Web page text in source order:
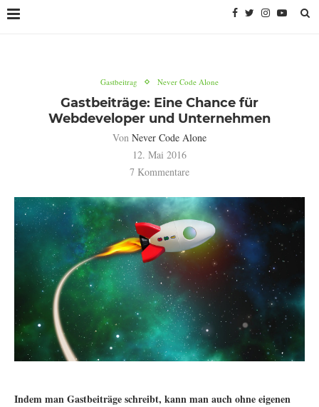
Gastbeitrag Never Code Alone
Gastbeiträge: Eine Chance für
Webdeveloper und Unternehmen
Von Never Code Alone
12. Mai 2016
7 Kommentare
Indem man Gastbeiträge schreibt, kann man auch ohne eigenen